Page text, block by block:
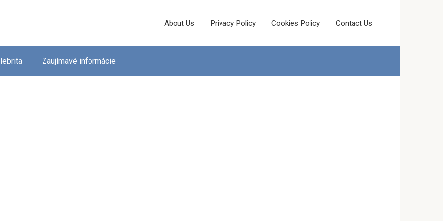
About Us Privacy Policy Cookies Policy Contact Us
Zaujímavé informácie